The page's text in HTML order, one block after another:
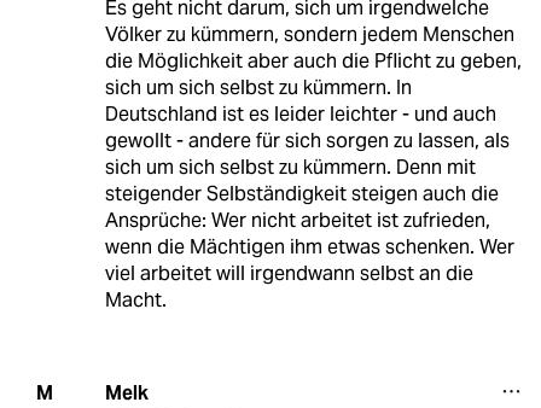
Es geht nicht darum, sich um irgendwelche
Völker zu kümmern, sondern jedem Menschen
die Möglichkeit aber auch die Pflicht zu geben,
sich um sich selbst zu kümmern. In
Deutschland ist es leider leichter - und auch
gewollt - andere für sich sorgen zu lassen, als
sich um sich selbst zu kümmern. Denn mit
steigender Selbständigkeit steigen auch die
Ansprüche: Wer nicht arbeitet ist zufrieden,
wenn die Mächtigen ihm etwas schenken. Wer
viel arbeitet will irgendwann selbst an die
Macht.
M Melk